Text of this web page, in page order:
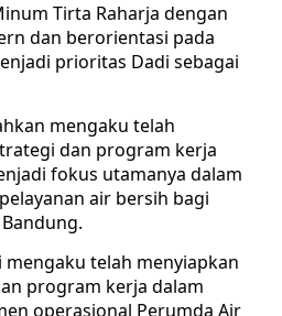
Tirta Raharja dengan
dan berorientasi pada
prioritas Dadi sebagai
mengaku telah
dan program kerja
fokus utamanya dalam
air bersih bagi
mengaku telah menyiapkan
program kerja dalam
operasional Perumda Air